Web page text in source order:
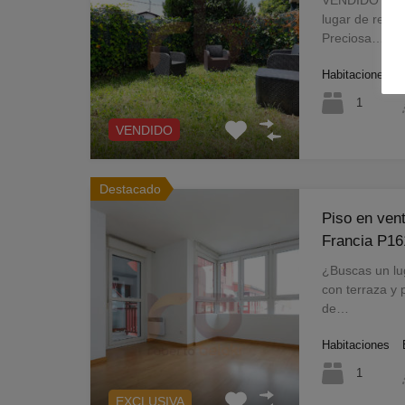
VENDIDO
lugar de
Preciosa…
Habitaciones
1
Destacado
EXCLUSIVA
Piso en
Francia
¿Buscas un
con terraza y
de…
Habitaciones
1